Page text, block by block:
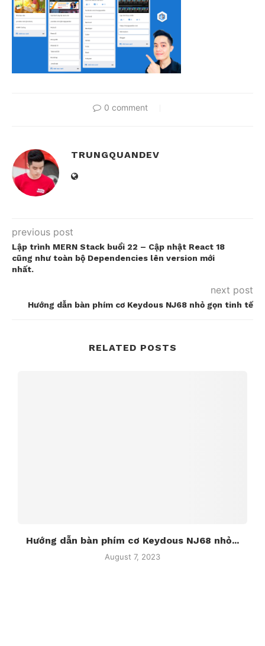
0 comment
TRUNGQUANDEV
previous post
Lập trình MERN Stack buổi 22 – Cập nhật React 18
cũng như toàn bộ Dependencies lên version mới
nhất.
next post
Hướng dẫn bàn phím cơ Keydous NJ68 nhỏ gọn tinh tế
RELATED POSTS
Hướng dẫn bàn phím cơ Keydous NJ68 nhỏ...
August 7, 2023